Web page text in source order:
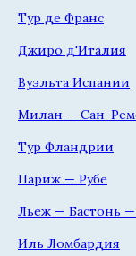
Тур де Франс
Джиро д'Италия
Вуэльта Испании
Милан — Сан-
Тур Фландрии
Париж — Рубе
Льеж — Бастонь
Иль Ломбардия